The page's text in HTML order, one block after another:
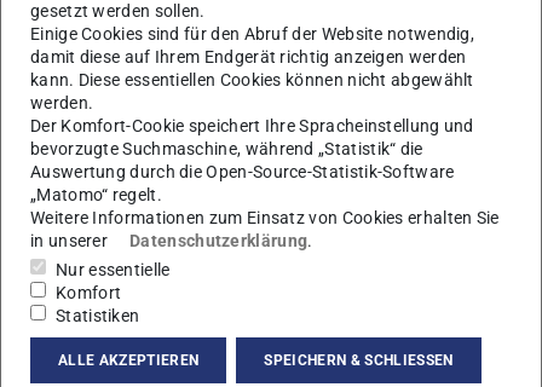
Kontakt
gesetzt werden sollen.
Einige Cookies sind für den Abruf der Website notwendig,
damit diese auf Ihrem Endgerät richtig anzeigen werden
kann. Diese essentiellen Cookies können nicht abgewählt
werden.
Der Komfort-Cookie speichert Ihre Spracheinstellung und
bevorzugte Suchmaschine, während „Statistik“ die
Auswertung durch die Open-Source-Statistik-Software
„Matomo“ regelt.
Weitere Informationen zum Einsatz von Cookies erhalten Sie
in unserer
Datenschutzerklärung.
Nur essentielle
Komfort
Statistiken
ALLE AKZEPTIEREN SPEICHERN & SCHLIESSEN